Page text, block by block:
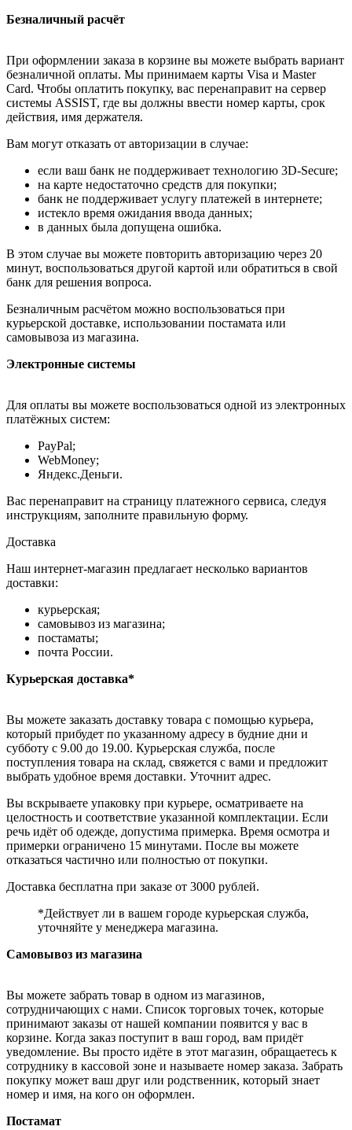
Безналичный расчёт
При оформлении заказа в корзине вы можете выбрать вариант
безналичной оплаты. Мы принимаем карты Visa и Master
Card. Чтобы оплатить покупку, вас перенаправит на сервер
системы ASSIST, где вы должны ввести номер карты, срок
действия, имя держателя.
Вам могут отказать от авторизации в случае:
если ваш банк не поддерживает технологию 3D-Secure;
на карте недостаточно средств для покупки;
банк не поддерживает услугу платежей в интернете;
истекло время ожидания ввода данных;
в данных была допущена ошибка.
В этом случае вы можете повторить авторизацию через 20
минут, воспользоваться другой картой или обратиться в свой
банк для решения вопроса.
Безналичным расчётом можно воспользоваться при
курьерской доставке, использовании постамата или
самовывоза из магазина.
Электронные системы
Для оплаты вы можете воспользоваться одной из электронных
платёжных систем:
PayPal;
WebMoney;
Яндекс.Деньги.
Вас перенаправит на страницу платежного сервиса, следуя
инструкциям, заполните правильную форму.
Доставка
Наш интернет-магазин предлагает несколько вариантов
доставки:
курьерская;
самовывоз из магазина;
постаматы;
почта России.
Курьерская доставка*
Вы можете заказать доставку товара с помощью курьера,
который прибудет по указанному адресу в будние дни и
субботу с 9.00 до 19.00. Курьерская служба, после
поступления товара на склад, свяжется с вами и предложит
выбрать удобное время доставки. Уточнит адрес.
Вы вскрываете упаковку при курьере, осматриваете на
целостность и соответствие указанной комплектации. Если
речь идёт об одежде, допустима примерка. Время осмотра и
примерки ограничено 15 минутами. После вы можете
отказаться частично или полностью от покупки.
Доставка бесплатна при заказе от 3000 рублей.
*Действует ли в вашем городе курьерская служба,
уточняйте у менеджера магазина.
Самовывоз из магазина
Вы можете забрать товар в одном из магазинов,
сотрудничающих с нами. Список торговых точек, которые
принимают заказы от нашей компании появится у вас в
корзине. Когда заказ поступит в ваш город, вам придёт
уведомление. Вы просто идёте в этот магазин, обращаетесь к
сотруднику в кассовой зоне и называете номер заказа. Забрать
покупку может ваш друг или родственник, который знает
номер и имя, на кого он оформлен.
Постамат